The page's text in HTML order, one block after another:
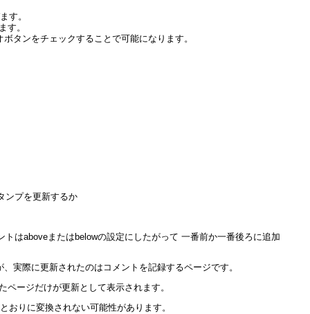
す。
す。
タンをチェックすることで可能になります。
ンプを更新するか
はaboveまたはbelowの設定にしたがって 一番前か一番後ろに追加
実際に更新されたのはコメントを記録するページです。
ージだけが更新として表示されます。
りに変換されない可能性があります。